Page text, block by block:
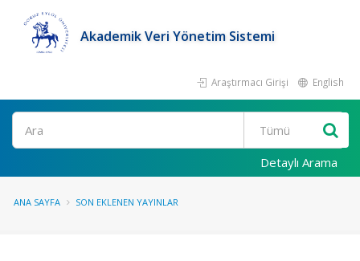
Akademik Veri Yönetim Sistemi
Araştırmacı Girişi English
Ara
Detaylı Arama
ANA SAYFA SON EKLENEN YAYINLAR